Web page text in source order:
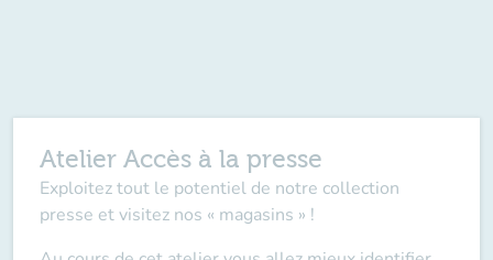
Atelier Accès à la presse
Exploitez tout le potentiel de notre collection
presse et visitez nos « magasins » !